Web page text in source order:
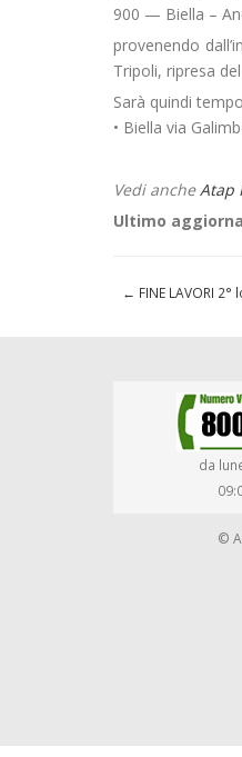
900 — Biella –
provenendo
Tripoli, ripresa
Sarà quindi
• Biella via
Vedi ancheAtap
Ultimo
← FINE LAVORI
da
©